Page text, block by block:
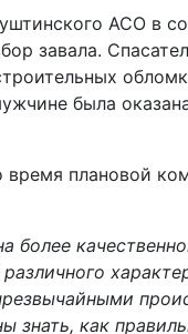
АСО в
завала.
была
плановой
более
знать, как